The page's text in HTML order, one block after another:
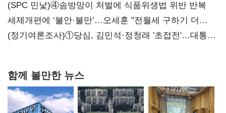
대전’
(SPC 민낯)④솜방망이 처벌에 식품위생법 위반 반복
세제개편에 ‘불안·불만’…오세훈 "전월세 구하기 더
힘들어질 것"
(정기여론조사)①당심, 김민석·정청래 '초접전'…대통령
함께 볼만한 뉴스